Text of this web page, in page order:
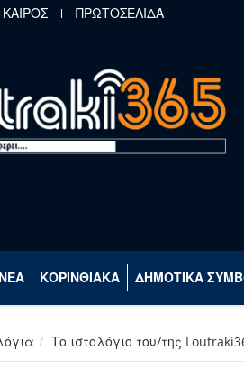
ΚΑΙΡΟΣ ΠΡΩΤΟΣΕΛΙΔΑ
ΚΟΡΙΝΘΙΑΚΑ ΔΗΜΟΤΙΚΑ
Το ιστολόγιο του/της